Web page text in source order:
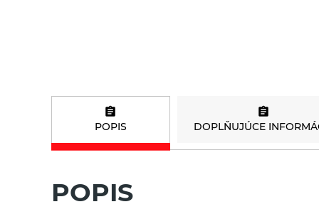
strukovinové cestoviny
pre deti z tvrdej pšenice
bezvaječné cestoviny
Čaje porciované bylinné
a s korením Sonnentor
Čaje porciované
Čaje sypané - bylinné a
POPIS DOPLŇUJÚCE
POPIS